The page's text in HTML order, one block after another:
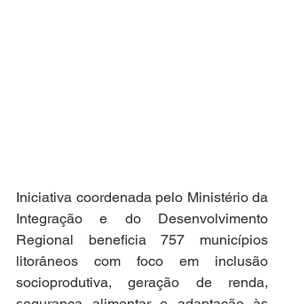
Iniciativa coordenada pelo Ministério da
Integração e do Desenvolvimento
Regional beneficia 757 municípios
litorâneos com foco em inclusão
socioprodutiva, geração de renda,